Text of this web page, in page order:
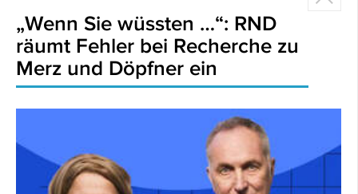
„Wenn Sie wüssten …“: RND
räumt Fehler bei Recherche zu
Merz und Döpfner ein